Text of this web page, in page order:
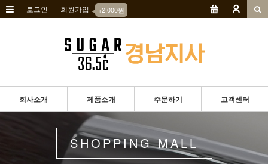
로그인 회원가입 ◀ +2,000원
회사소개 제품소개 주문하기 고객센터
SHOPPING MALL